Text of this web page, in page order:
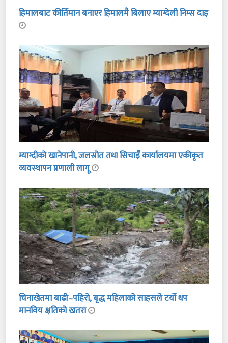
हिमालबाट कीर्तिमान बनाएर हिमालमै बिलाए म्याग्देली निम्स दाइ
म्याग्दीको खानेपानी, जलस्रोत तथा सिचाइँ कार्यालयमा एकीकृत
व्यवस्थापन प्रणाली लागू
चिनाखेतमा बाढी–पहिरो, बृद्ध महिलाको साहसले टर्यो थप
मानविय क्षतिको खतरा